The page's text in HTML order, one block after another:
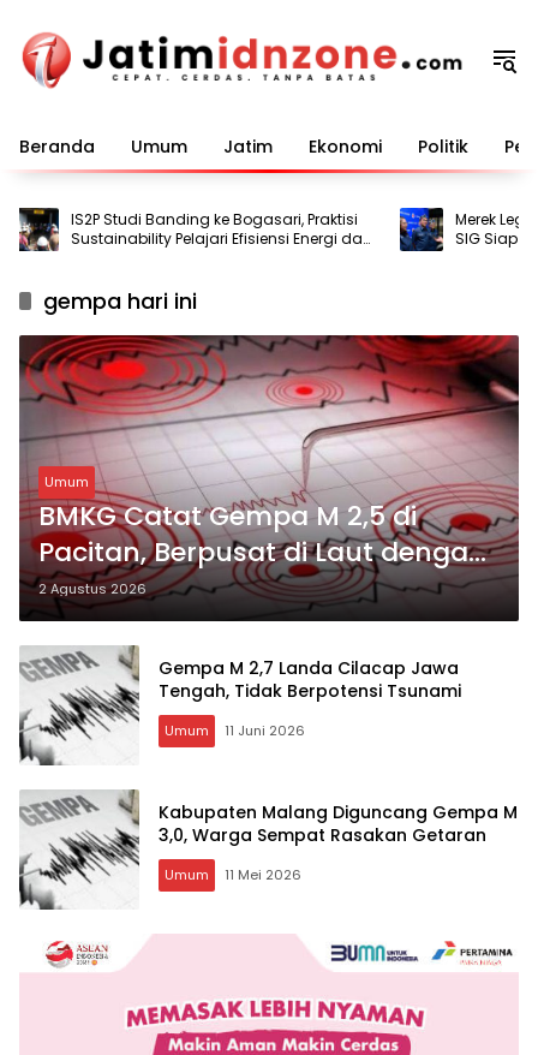
konten
Beranda Umum Jatim Ekonomi Politik
IS2P Studi Banding ke Bogasari, Praktisi
Sustainability Pelajari Efisiensi Energi dan
Air
Merek
SIG Siap
gempa hari ini
Umum
BMKG Catat Gempa M 2,5 di
Pacitan, Berpusat di Laut dengan
Kedalaman 72 Kilometer
2 Agustus 2026
Gempa M 2,7 Landa Cilacap Jawa
Tengah, Tidak Berpotensi Tsunami
Umum 11 Juni 2026
Kabupaten Malang Diguncang Gempa M
3,0, Warga Sempat Rasakan Getaran
Umum 11 Mei 2026